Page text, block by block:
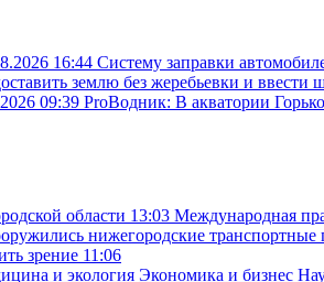
16:44 Систему заправки
землю без жеребьевки и
09:39 ProВодник: В акватории
области 13:03 Международная
нижегородские транспортные
зрение 11:06
и экология Экономика и бизнес